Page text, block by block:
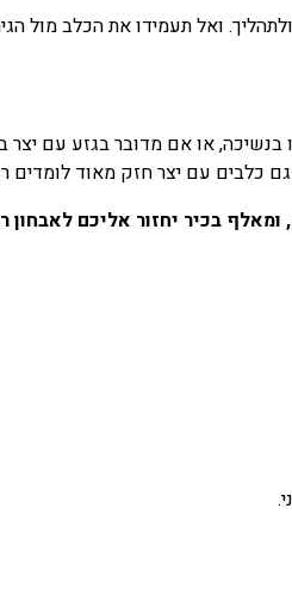
ואל תעמידו את הכלב מול
או אם מדובר בגזע עם
גם כלבים עם יצר חזק מאוד לומדים
בכיר יחזור אליכם לאבחון